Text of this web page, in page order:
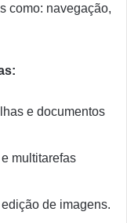
como: navegação,
e documentos
multitarefas
de imagens.